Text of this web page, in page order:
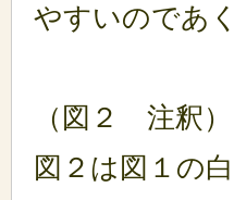
やすいのであ
（図２ 注釈）
図２は図１の